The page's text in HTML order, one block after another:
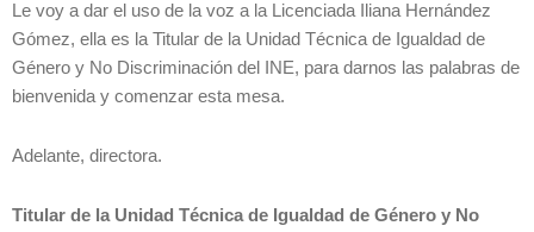
Le voy a dar el uso de la voz a la Licenciada Iliana Hernández
Gómez, ella es la Titular de la Unidad Técnica de Igualdad de
Género y No Discriminación del INE, para darnos las palabras de
bienvenida y comenzar esta mesa.
Adelante, directora.
Titular de la Unidad Técnica de Igualdad de Género y No